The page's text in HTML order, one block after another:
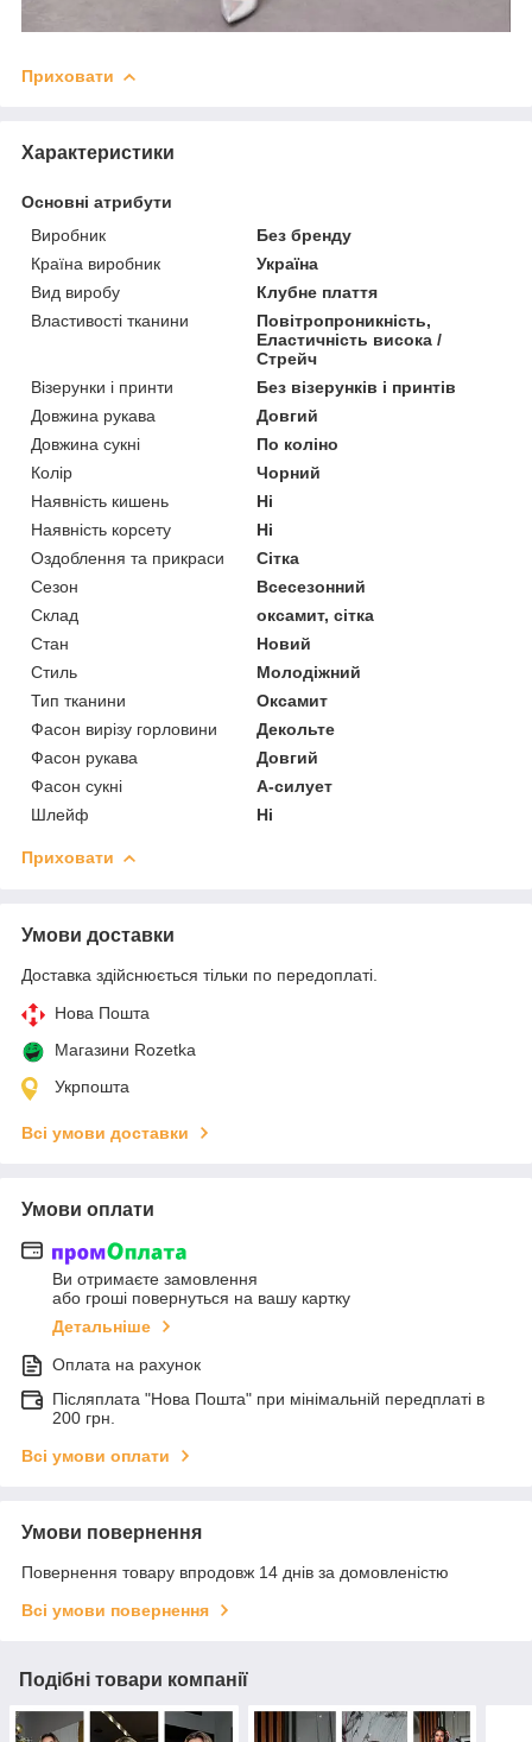
Приховати
Характеристики
Основні атрибути
Виробник
Без бренду
Країна виробник
Україна
Вид виробу
Клубне плаття
Властивості тканини
Повітропроникність,
Еластичність висока /
Стрейч
Візерунки і принти
Без візерунків і принтів
Довжина рукава
Довгий
Довжина сукні
По коліно
Колір
Чорний
Наявність кишень
Ні
Наявність корсету
Ні
Оздоблення та прикраси
Сітка
Сезон
Всесезонний
Склад
оксамит, сітка
Стан
Новий
Стиль
Молодіжний
Тип тканини
Оксамит
Фасон вирізу горловини
Декольте
Фасон рукава
Довгий
Фасон сукні
А-силует
Шлейф
Ні
Приховати
Умови доставки
Доставка здійснюється тільки по передоплаті.
Нова Пошта
Магазини Rozetka
Укрпошта
Всі умови доставки
Умови оплати
Ви отримаєте замовлення
або гроші повернуться на вашу картку
Детальніше
Оплата на рахунок
Післяплата "Нова Пошта" при мінімальній передплаті в
200 грн.
Всі умови оплати
Умови повернення
Повернення товару впродовж 14 днів за домовленістю
Всі умови повернення
Подібні товари компанії